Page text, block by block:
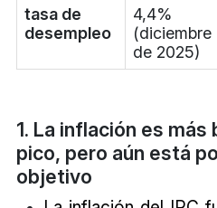
tasa de
desempleo
4,4%
(diciembre
de 2025)
1. La inflación es más
pico, pero aún está
objetivo